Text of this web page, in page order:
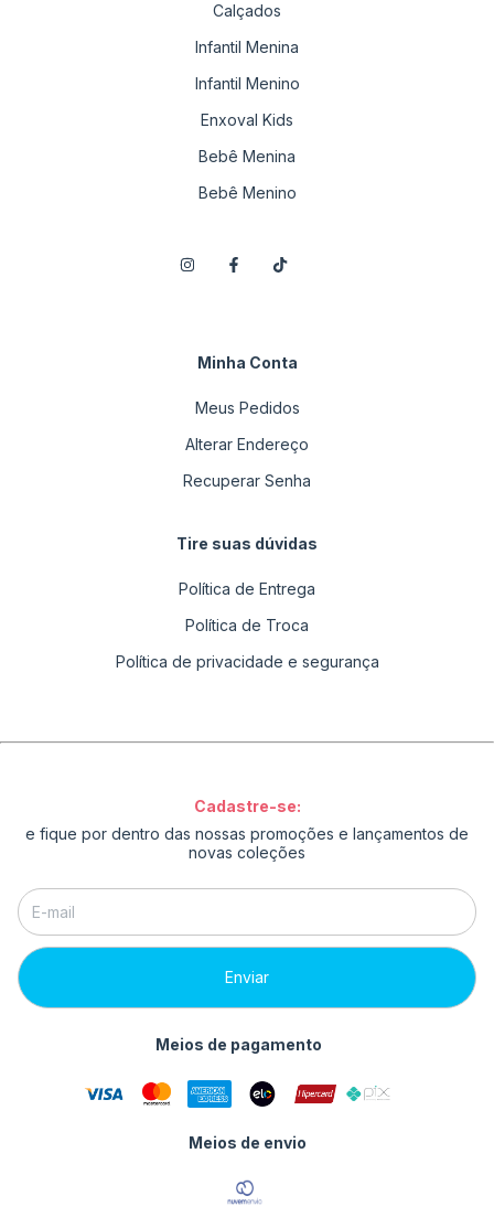
Calçados
Infantil Menina
Infantil Menino
Enxoval Kids
Bebê Menina
Bebê Menino
Minha Conta
Meus Pedidos
Alterar Endereço
Recuperar Senha
Tire suas dúvidas
Política de Entrega
Política de Troca
Política de privacidade e segurança
Cadastre-se:
e fique por dentro das nossas promoções e lançamentos de
novas coleções
Meios de pagamento
Meios de envio